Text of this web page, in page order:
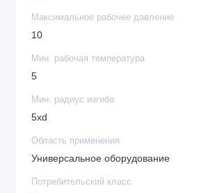
Максимальное рабочее давление
10
Мин. рабочая температура
5
Мин. радиус изгиба
5хd
Область применения
Универсальное оборудование
Потребительский класс